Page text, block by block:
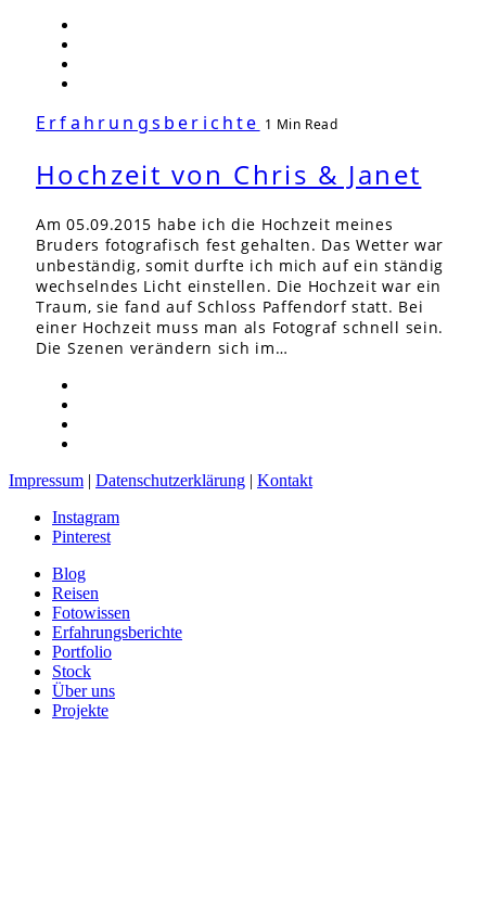
Erfahrungsberichte 1 Min Read
Hochzeit von Chris & Janet
Am 05.09.2015 habe ich die Hochzeit meines
Bruders fotografisch fest gehalten. Das Wetter war
unbeständig, somit durfte ich mich auf ein ständig
wechselndes Licht einstellen. Die Hochzeit war ein
Traum, sie fand auf Schloss Paffendorf statt. Bei
einer Hochzeit muss man als Fotograf schnell sein.
Die Szenen verändern sich im…
Impressum | Datenschutzerklärung | Kontakt
Instagram
Pinterest
Blog
Reisen
Fotowissen
Erfahrungsberichte
Portfolio
Stock
Über uns
Projekte